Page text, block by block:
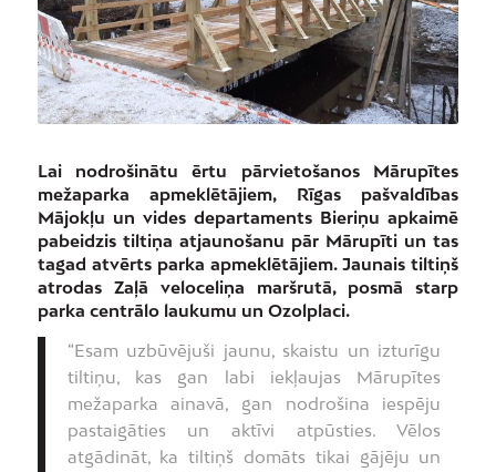
Lai nodrošinātu ērtu pārvietošanos Mārupītes
mežaparka apmeklētājiem, Rīgas pašvaldības
Mājokļu un vides departaments Bieriņu apkaimē
pabeidzis tiltiņa atjaunošanu pār Mārupīti un tas
tagad atvērts parka apmeklētājiem. Jaunais tiltiņš
atrodas Zaļā veloceliņa maršrutā, posmā starp
parka centrālo laukumu un Ozolplaci.
“Esam uzbūvējuši jaunu, skaistu un izturīgu
tiltiņu, kas gan labi iekļaujas Mārupītes
mežaparka ainavā, gan nodrošina iespēju
pastaigāties un aktīvi atpūsties. Vēlos
atgādināt, ka tiltiņš domāts tikai gājēju un